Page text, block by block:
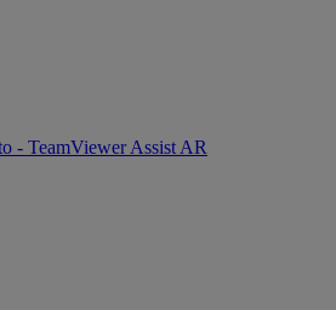
- TeamViewer Assist AR